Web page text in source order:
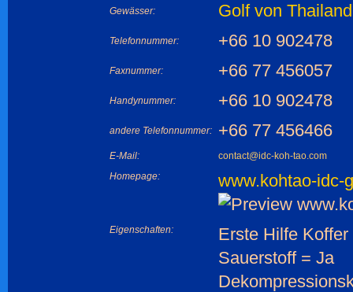
Gewässer: Golf von Thailand
Telefonnummer: +66 10 902478
Faxnummer: +66 77 456057
Handynummer: +66 10 902478
andere Telefonnummer: +66 77 456466
E-Mail:
contact@idc-koh-tao.com
Homepage:
www.kohtao-idc-
Eigenschaften:
Erste Hilfe Koffer
Sauerstoff = Ja